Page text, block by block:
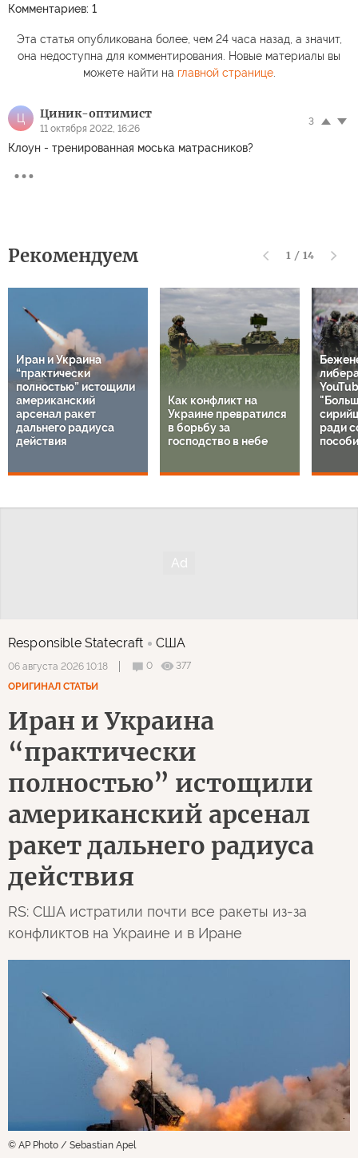
Комментариев: 1
Эта статья опубликована более, чем 24 часа назад, а значит,
она недоступна для комментирования. Новые материалы вы
можете найти на главной странице.
Ц Циник-оптимист
11 октября 2022, 16:26
3
Клоун - тренированная моська матрасников?
Рекомендуем 1 / 14
Иран и Украина
“практически
полностью” истощили
американский
арсенал ракет
дальнего радиуса
действия
Как конфликт на
Украине превратился
в борьбу за
господство в небе
ради
Responsible Statecraft США
06 августа 2026 10:18 0
377
ОРИГИНАЛ СТАТЬИ
Иран и Украина
“практически
полностью” истощили
американский арсенал
ракет дальнего радиуса
действия
RS: США истратили почти все ракеты из-за
конфликтов на Украине и в Иране
© AP Photo / Sebastian Apel